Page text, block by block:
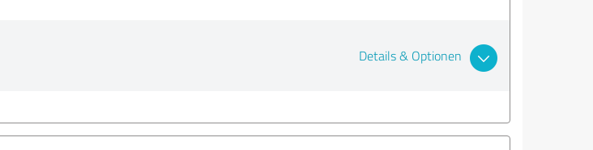
Details & Optionen